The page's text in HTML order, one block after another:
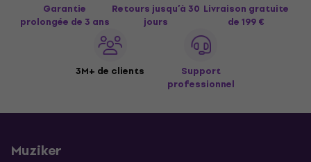
Garantie
prolongée de 3 ans
Retours jusqu’à 30
jours
Livraison gratuite
de 199 €
3M+ de clients
Support
professionnel
Muziker